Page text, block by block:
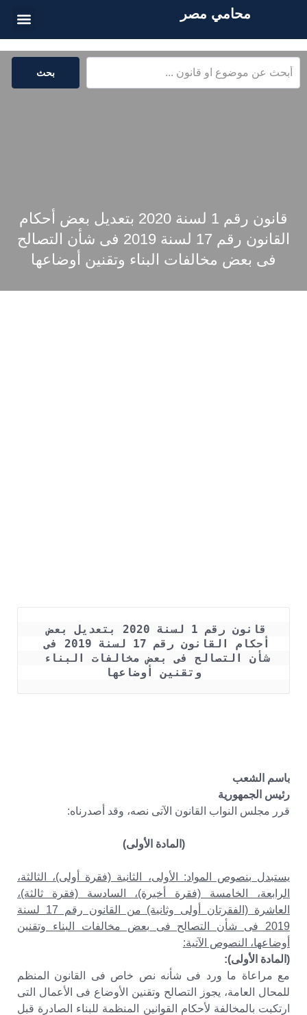
محامي مصر
بحث
قانون رقم 1 لسنة 2020 بتعديل بعض أحكام
القانون رقم 17 لسنة 2019 فى شأن التصالح
فى بعض مخالفات البناء وتقنين أوضاعها
قانون رقم 1 لسنة 2020 بتعديل بعض
أحكام القانون رقم 17 لسنة 2019 فى
وتقنين أوضاعها
باسم الشعب
رئيس الجمهورية
قرر مجلس النواب القانون الآتى نصه، وقد أصدرناه:
(المادة الأولى)
يستبدل بنصوص المواد: الأولى، الثانية (فقرة أولى)، الثالثة،
الرابعة، الخامسة (فقرة أخيرة)، السادسة (فقرة ثالثة)،
العاشرة (الفقرتان أولى وثانية) من القانون رقم 17 لسنة
2019 فى شأن التصالح فى بعض مخالفات البناء وتقنين
أوضاعها، النصوص الآتية:
(المادة الأولى):
مع مراعاة ما ورد فى شأنه نص خاص فى القانون المنظم
للمحال العامة، يجوز التصالح وتقنين الأوضاع فى الأعمال التى
ارتكبت بالمخالفة لأحكام القوانين المنظمة للبناء الصادرة قبل